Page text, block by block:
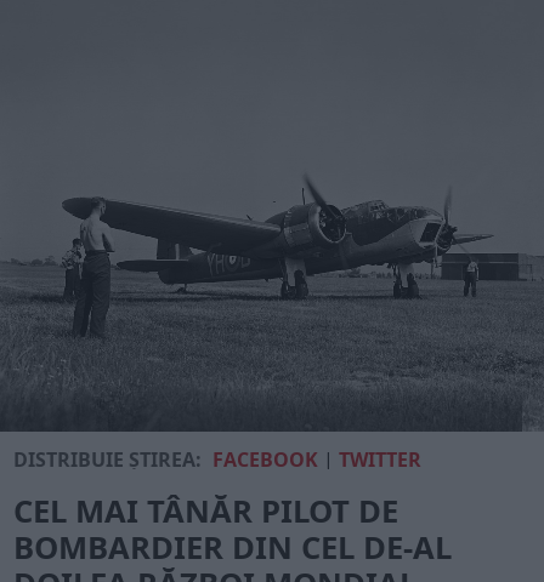
DISTRIBUIE ȘTIREA: FACEBOOK |TWITTER
CEL MAI TÂNĂR PILOT DE
BOMBARDIER DIN CEL DE-AL